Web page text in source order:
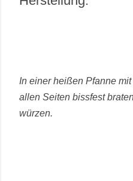
In einer heißen Pfanne
allen Seiten bissfest
würzen.